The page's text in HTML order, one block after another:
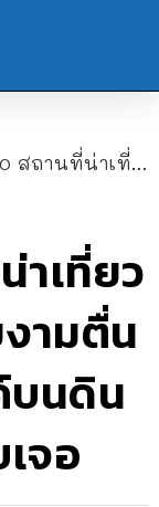
สวยงามตื่นตาตื่นใจ ดั่งสวรรค์บนดิน คุ้มค่าในทุกการพบเจอ
าเที่ยว
งามตื่น
บนดิน
จอ